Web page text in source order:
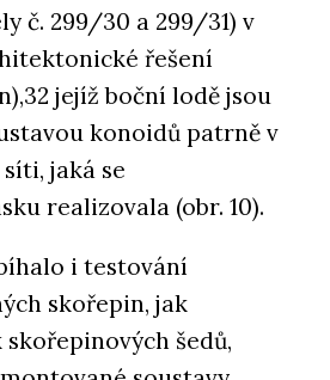
č. 299/30 a 299/31) v
řešení
jejíž boční lodě jsou
konoidů patrně v
jaká se
realizovala (obr. 10).
i testování
skořepin, jak
šedů,